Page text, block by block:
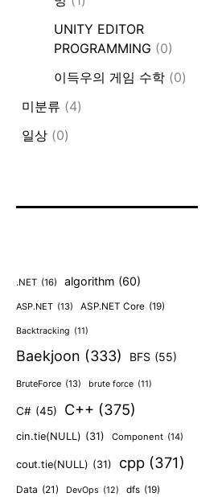
UNITY EDITOR
PROGRAMMING (0)
이득우의 게임 수학(0)
미분류 (4)
일상(0)
.NET (16) algorithm (60)
ASP.NET (13) ASP.NET Core (19)
Backtracking (11)
Baekjoon (333) BFS (55)
BruteForce (13) brute force (11)
C# (45) C++ (375)
cin.tie(NULL) (31) Component (14)
cout.tie(NULL) (31) cpp (371)
Data (21) DevOps (12) dfs (19)